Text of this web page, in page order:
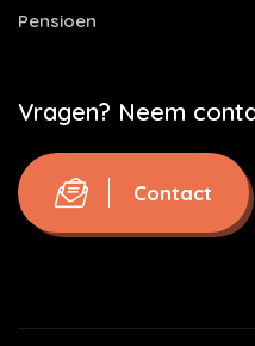
Pensioen
Vragen? Neem
Contact